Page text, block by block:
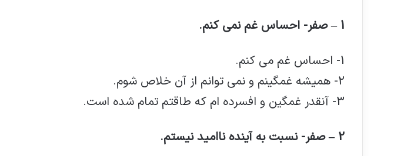
1 – صفر- احساس غم نمی کنم.
1- احساس غم می کنم.
2- همیشه غمگینم و نمی توانم از آن خلاص شوم.
3- آنقدر غمگین و افسرده ام که طاقتم تمام شده است.
2 – صفر- نسبت به آینده ناامید نیستم.